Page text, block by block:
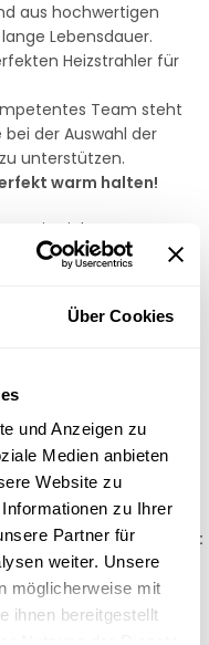
Über Cookies
und Anzeigen zu
Medien anbieten
Website zu
zu Ihrer
Partner für
weiter. Unsere
möglicherweise mit
ihnen bereitgestellt
aus hochwertigen
Lebensdauer.
Heizstrahler für
Team steht
der Auswahl der
unterstützen.
warm halten!
Sie sich von unserer
Verleihen Sie
und effiziente
und helfen Ihnen,
optimale Leistung bei
am besten?Antwort:
regelmäßige
einem weichen Tuch
halten. Achten Sie
zu verwenden, um